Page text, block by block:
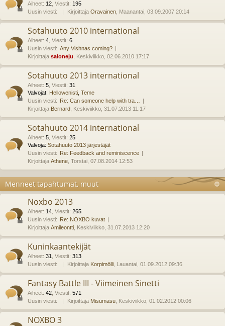
Aiheet: 12 Viestit: 195
Uusin viesti:
Kirjoittaja Oravainen , Maanantai, 03.09.2007 20:14
Sotahuuto 2010 international
Aiheet: 4 Viestit: 6
Uusin viesti: Any Vishnas coming?
Kirjoittaja saloneju , Keskiviikko, 02.06.2010 17:17
Sotahuuto 2013 international
Aiheet: 5 Viestit: 31
Valvojat: Hellowenisti Teme
Uusin viesti: Re: Can someone help with tra…
Kirjoittaja Bernard , Keskiviikko, 31.07.2013 11:17
Sotahuuto 2014 international
Aiheet: 5 Viestit: 25
Valvoja: Sotahuuto 2013 järjestäjät
Uusin viesti: Re: Feedback and reminiscence
Kirjoittaja Athene , Torstai, 07.08.2014 12:53
Menneet tapahtumat, muut
Noxbo 2013
Aiheet: 14 Viestit: 265
Uusin viesti: Re: NOXBO kuvat
Kirjoittaja Amileontti , Keskiviikko, 31.07.2013 12:20
Kuninkaantekijät
Aiheet: 31 Viestit: 313
Uusin viesti:
Kirjoittaja Korpimölli , Lauantai, 01.09.2012 09:36
Fantasy Battle III - Viimeinen Sinetti
Aiheet: 42 Viestit: 571
Uusin viesti:
Kirjoittaja Misumasu , Keskiviikko, 01.02.2012 00:06
NOXBO 3